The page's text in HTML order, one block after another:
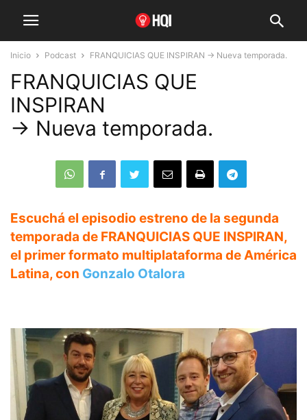
Inicio Podcast FRANQUICIAS QUE INSPIRAN → Nueva temporada.
FRANQUICIAS QUE
INSPIRAN
→ Nueva temporada.
Escuchá el episodio estreno de la segunda
temporada de FRANQUICIAS QUE INSPIRAN,
el primer formato multiplataforma de América
Latina, con Gonzalo Otalora